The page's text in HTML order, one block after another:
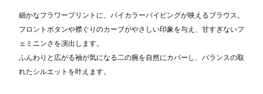
細かなフラワープリントに、バイカラーパイピングが映えるブラウス。
フロントボタンや襟ぐりのカーブがやさしい印象を与え、甘すぎないフ
ェミニンさを演出します。
ふんわりと広がる袖が気になる二の腕を自然にカバーし、バランスの取
れたシルエットを叶えます。